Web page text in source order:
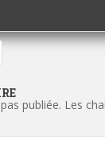
publiée. Les